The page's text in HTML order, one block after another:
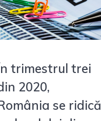
trimestrul trei
2020,
se ridică